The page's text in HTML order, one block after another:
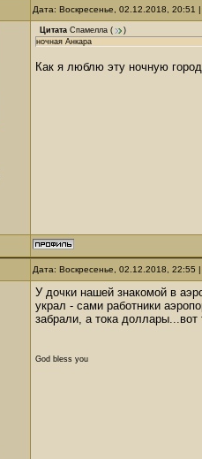
Дата: Воскресенье, 02.12.2018,
Цитата Спамелла (
)
ночная Анкара
Как я люблю эту ночную
Дата: Воскресенье, 02.12.2018,
У дочки нашей знакомой в
украл - сами работники
забрали, а тока доллары...вот
God bless you